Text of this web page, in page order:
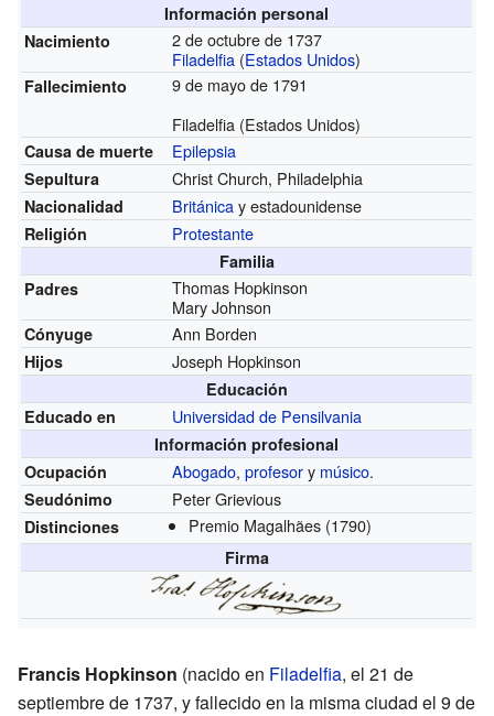
Información personal
Nacimiento
2 de octubre de 1737
Filadelfia (Estados Unidos)
Fallecimiento
9 de mayo de 1791
Filadelfia (Estados Unidos)
Causa de muerte Epilepsia
Sepultura Christ Church, Philadelphia
Nacionalidad Británicay estadounidense
Religión Protestante
Familia
Padres
Thomas Hopkinson
Mary Johnson
Cónyuge Ann Borden
Hijos Joseph Hopkinson
Educación
Educado en
Universidad de Pensilvania
Información profesional
Ocupación
Abogado,profesory músico.
Seudónimo Peter Grievious
Distinciones Premio Magalhães (1790)
Firma
Francis Hopkinson (nacido en Filadelfia, el 21 de
septiembre de 1737, y fallecido en la misma ciudad el 9 de